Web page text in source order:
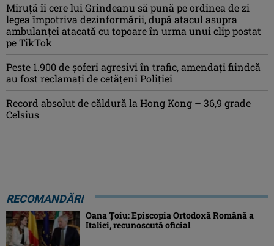
Miruţă îi cere lui Grindeanu să pună pe ordinea de zi
legea împotriva dezinformării, după atacul asupra
ambulanței atacată cu topoare în urma unui clip postat
pe TikTok
Peste 1.900 de şoferi agresivi în trafic, amendaţi fiindcă
au fost reclamaţi de cetăţeni Poliţiei
Record absolut de căldură la Hong Kong – 36,9 grade
Celsius
RECOMANDĂRI
Oana Ţoiu: Episcopia Ortodoxă Română a
Italiei, recunoscută oficial